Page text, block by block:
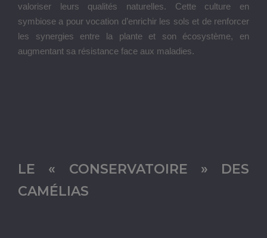
valoriser leurs qualités naturelles. Cette culture en
symbiose a pour vocation d’enrichir les sols et de renforcer
les synergies entre la plante et son écosystème, en
augmentant sa résistance face aux maladies.
LE « CONSERVATOIRE » DES
CAMÉLIAS